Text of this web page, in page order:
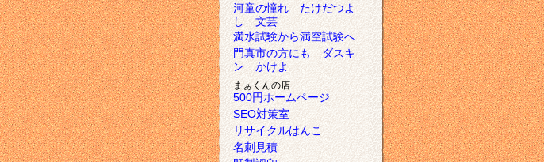
河童の憧れ たけだつよ
し 文芸
満水試験から満空試験へ
門真市の方にも ダスキ
ン かけよ
まぁくんの店
500円ホームページ
SEO対策室
リサイクルはんこ
名刺見積